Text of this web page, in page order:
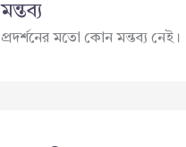
মন্তব্য
প্রদর্শনের মতো কোন মন্তব্য নেই।